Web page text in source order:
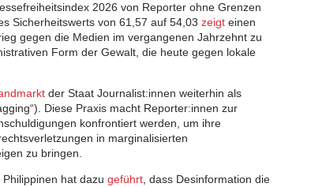
2026 von Reporter ohne Grenzen
Sicherheitswerts von 61,57 auf 54,03 zeigt einen
gegen die Medien im vergangenen Jahrzehnt zu
Form der Gewalt, die heute gegen lokale
der Staat Journalist:innen weiterhin als
Diese Praxis macht Reporter:innen zur
konfrontiert werden, um ihre
in marginalisierten
zu bringen.
hat dazu geführt , dass Desinformation die